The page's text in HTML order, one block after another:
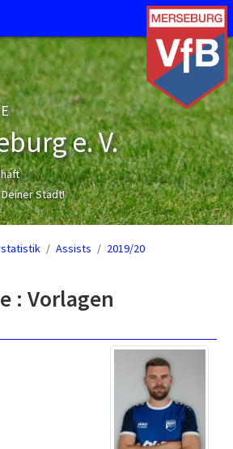
e. V.
Stadt!
Assists
2019/20
: Vorlagen